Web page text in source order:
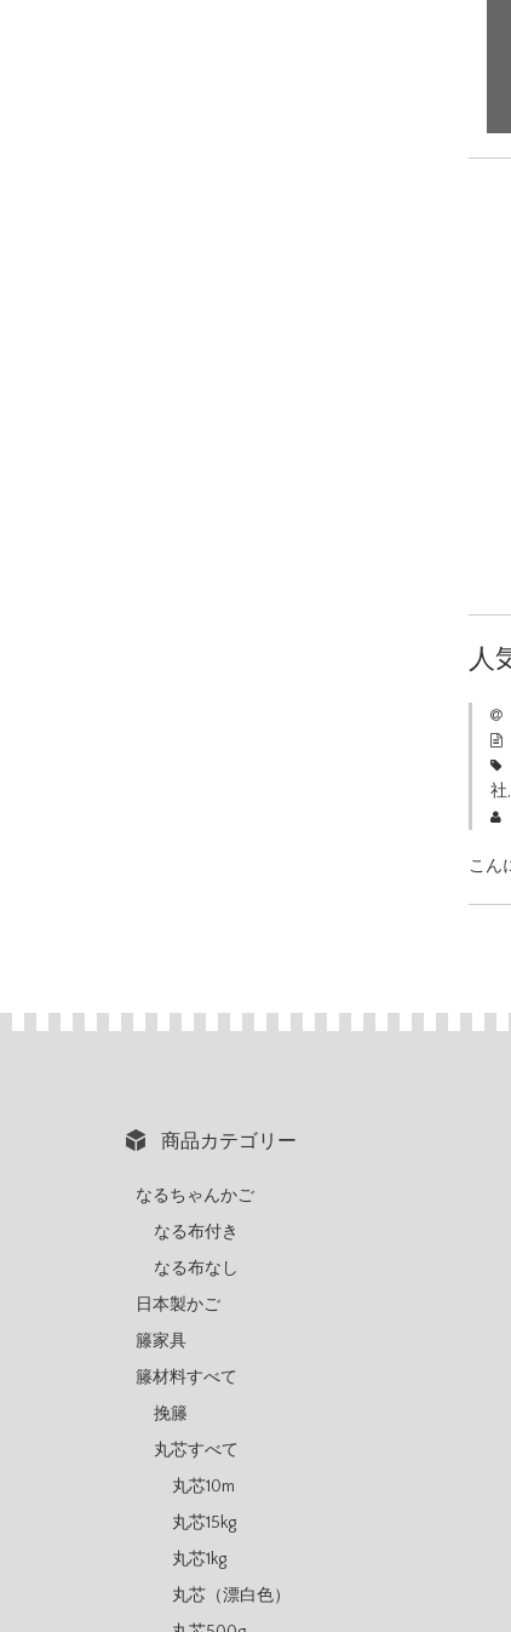
人
社,
こん
商品カテゴリー
なるちゃんかご
なる布付き
なる布なし
日本製かご
籐家具
籐材料すべて
挽籐
丸芯すべて
丸芯10m
丸芯15kg
丸芯1kg
丸芯（漂白色）